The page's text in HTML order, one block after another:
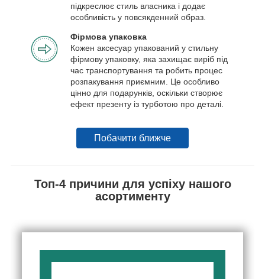
підкреслює стиль власника і додає
особливість у повсякденний образ.
Фірмова упаковка
Кожен аксесуар упакований у стильну
фірмову упаковку, яка захищає виріб під
час транспортування та робить процес
розпакування приємним. Це особливо
цінно для подарунків, оскільки створює
ефект презенту із турботою про деталі.
Побачити ближче
Топ-4 причини для успіху нашого
асортименту